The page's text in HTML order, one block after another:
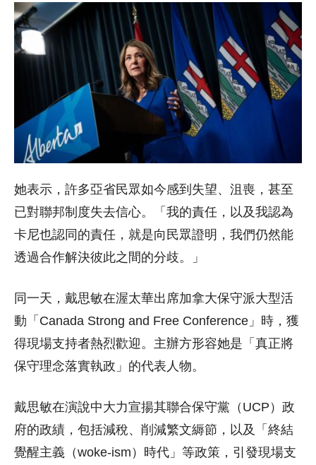
她表示，許多亞省民眾如今感到失望、沮喪，甚至
已對聯邦制度失去信心。「我的責任，以及我認為
卡尼也認同的責任，就是向民眾證明，我們仍然能
透過合作解決彼此之間的分歧。」
同一天，戴思敏在渥太華出席加拿大保守派大型活
動「Canada Strong and Free Conference」時，獲
得現場支持者熱烈歡迎。主辦方形容她是「真正將
保守理念落實執政」的代表人物。
戴思敏在演說中大力宣揚其聯合保守黨（UCP）政
府的政績，包括減稅、削減繁文縟節，以及「終結
覺醒主義（woke-ism）時代」等政策，引發現場支